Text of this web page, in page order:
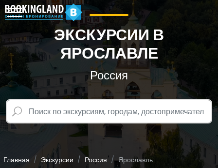
ЭКСКУРСИИ В
ЯРОСЛАВЛЕ
Россия
Главная Экскурсии Россия Ярославль